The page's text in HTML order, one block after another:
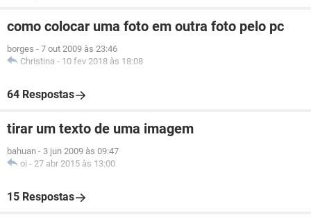
como colocar uma foto em outra foto pelo pc
borges - 7 out 2009 às 23:46
Christina - 10 fev 2018 às 18:08
64 Respostas
tirar um texto de uma imagem
bahuan - 3 jun 2009 às 09:47
oi - 27 abr 2015 às 13:00
15 Respostas